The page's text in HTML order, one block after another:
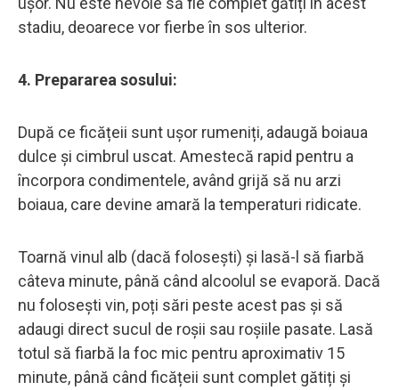
stadiu, deoarece vor fierbe în sos ulterior.
4. Prepararea sosului:
După ce ficățeii sunt ușor rumeniți, adaugă boiaua
dulce și cimbrul uscat. Amestecă rapid pentru a
încorpora condimentele, având grijă să nu arzi
boiaua, care devine amară la temperaturi ridicate.
Toarnă vinul alb (dacă folosești) și lasă-l să fiarbă
câteva minute, până când alcoolul se evaporă. Dacă
nu folosești vin, poți sări peste acest pas și să
adaugi direct sucul de roșii sau roșiile pasate. Lasă
totul să fiarbă la foc mic pentru aproximativ 15
minute, până când ficățeii sunt complet gătiți și